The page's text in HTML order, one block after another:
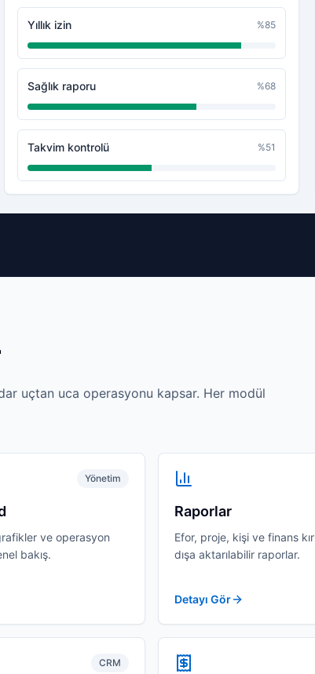
Yıllık izin %85
Sağlık raporu %68
Takvim kontrolü %51
uçtan uca operasyonu kapsar. Her modül
Yönetim
ve operasyon
bakış.
Raporlar
Efor, proje, kişi ve finans
dışa aktarılabilir raporlar.
Detayı Gör
CRM